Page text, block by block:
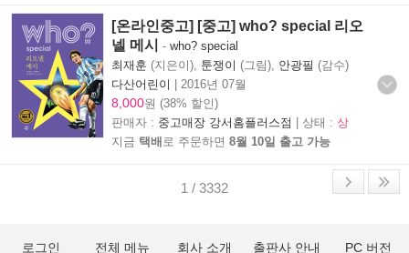
[온라인중고] [중고] who? special 리오
넬 메시
- who? special
최재훈 (지은이), 툰쟁이 (그림), 안광필 (감수)
다산어린이
2016년 07월
8,000원 (38% 할인)
판매자 : 중고매장 강서홈플러스점 | 상태 : 상
지금 택배 로 주문하면 8월 10일 출고 가능
1 / 3332
로그인 전체 메뉴 회사 소개 출판사 안내 PC 버전